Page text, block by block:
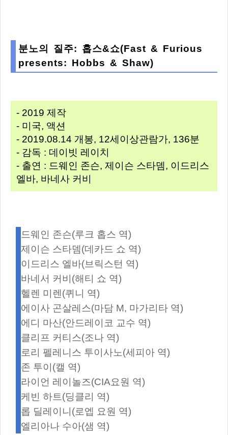
분노의 질주: 홉스&쇼(Fast & Furious
presents: Hobbs & Shaw)
- 2019 제작
- 미국, 액션
- 2019.08.14 개봉, 12세이상관람가, 136분
- 감독 : 데이빗 레이치
- 출연 : 드웨인 존슨, 제이슨 스타뎀, 이드리스
엘바, 바네사 커비
드웨인 존슨(루크 홉스 역)
제이슨 스타뎀(데카드 쇼 역)
이드리스 엘바(브릭스턴 역)
바네서 커비(해티 쇼 역)
헬렌 미렌(퀴니 역)
에이사 곤살레스(마담 M, 마가리타 역)
에디 마산(안드레이코 교수 역)
클리프 커티스(조나 역)
로리 펠레니스 투이사노(세피아 역)
존 투이(캘 역)
라이언 레이놀즈(CIA요원 역)
케빈 하트(딩클리 역)
롭 딜레이니(로엡 요원 역)
엘리아나 수아(샘 역)